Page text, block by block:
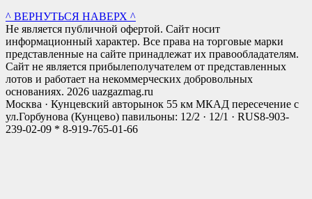
^ ВЕРНУТЬСЯ НАВЕРХ ^
Не является публичной офертой. Сайт носит
информационный характер. Все права на торговые марки
представленные на сайте принадлежат их правообладателям.
Сайт не является прибылеполучателем от представленных
лотов и работает на некоммерческих добровольных
основаниях. 2026 uazgazmag.ru
Москва · Кунцевский авторынок 55 км МКАД пересечение с
ул.Горбунова (Кунцево) павильоны: 12/2 · 12/1 · RUS8-903-
239-02-09 * 8-919-765-01-66